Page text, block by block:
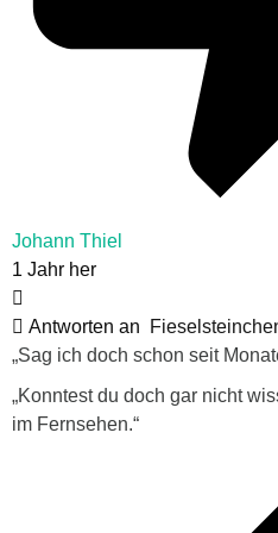
Johann Thiel
1 Jahr her
Antworten an
„Sag ich doch schon seit
„Konntest du doch gar nicht
im Fernsehen.“